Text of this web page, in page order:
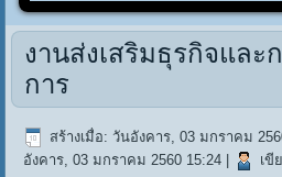
งานส่งเสริมธุรกิจและ
การ
สร้างเมื่อ: วันอังคาร, 03 มกราคม
อังคาร, 03 มกราคม 2560 15:24
เขี